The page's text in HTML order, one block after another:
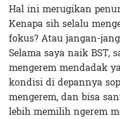
Hal ini merugikan
Kenapa sih selalu
fokus? Atau jangan-
Selama saya naik BST,
mengerem mendadak
kondisi di depannya
mengerem, dan bisa
lebih memilih ngerem